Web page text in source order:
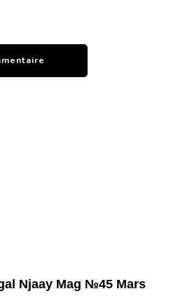
Njaay Mag №45 Mars